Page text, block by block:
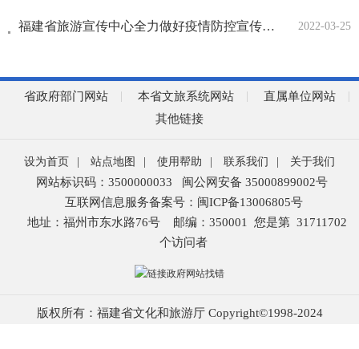
2022-03-25
福建省旅游宣传中心全力做好疫情防控宣传工作
省政府部门网站 本省文旅系统网站
直属单位网站
其他链接
设为首页 站点地图 使用帮助 联系我们 关于我们
网站标识码：3500000033
闽公网安备 35000899002号
互联网信息服务备案号：闽ICP备13006805号
地址：福州市东水路76号
邮编：350001 您是第 31711702
个访问者
版权所有：福建省文化和旅游厅 Copyright©1998-2024